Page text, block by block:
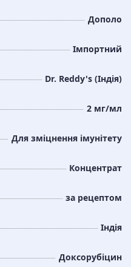
Дополо
Імпортний
Dr. Reddy's (Індія)
2 мг/мл
Для зміцнення імунітету
Концентрат
за рецептом
Індія
Доксорубіцин